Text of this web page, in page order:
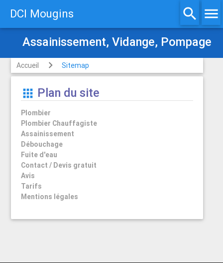
DCI Mougins search menu
Assainissement, Vidange, Pompage
Accueil Sitemap
apps Plan du site
Plombier
Plombier Chauffagiste
Assainissement
Débouchage
Fuite d'eau
Contact / Devis gratuit
Avis
Tarifs
Mentions légales